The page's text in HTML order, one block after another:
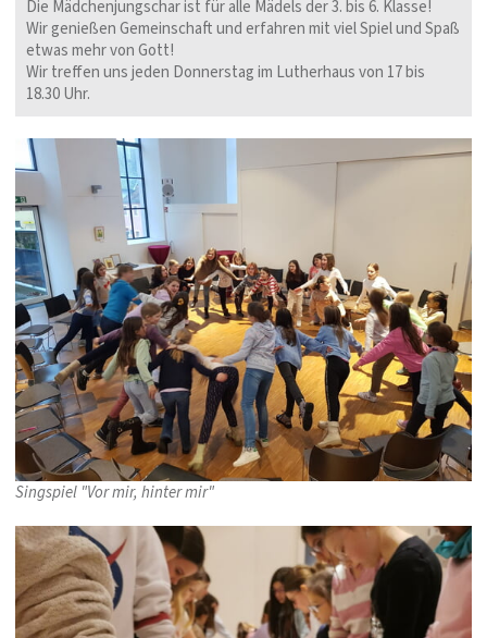
Die Mädchenjungschar ist für alle Mädels der 3. bis 6. Klasse!
Wir genießen Gemeinschaft und erfahren mit viel Spiel und Spaß
etwas mehr von Gott!
Wir treffen uns jeden Donnerstag im Lutherhaus von 17 bis
18.30 Uhr.
Singspiel "Vor mir, hinter mir"